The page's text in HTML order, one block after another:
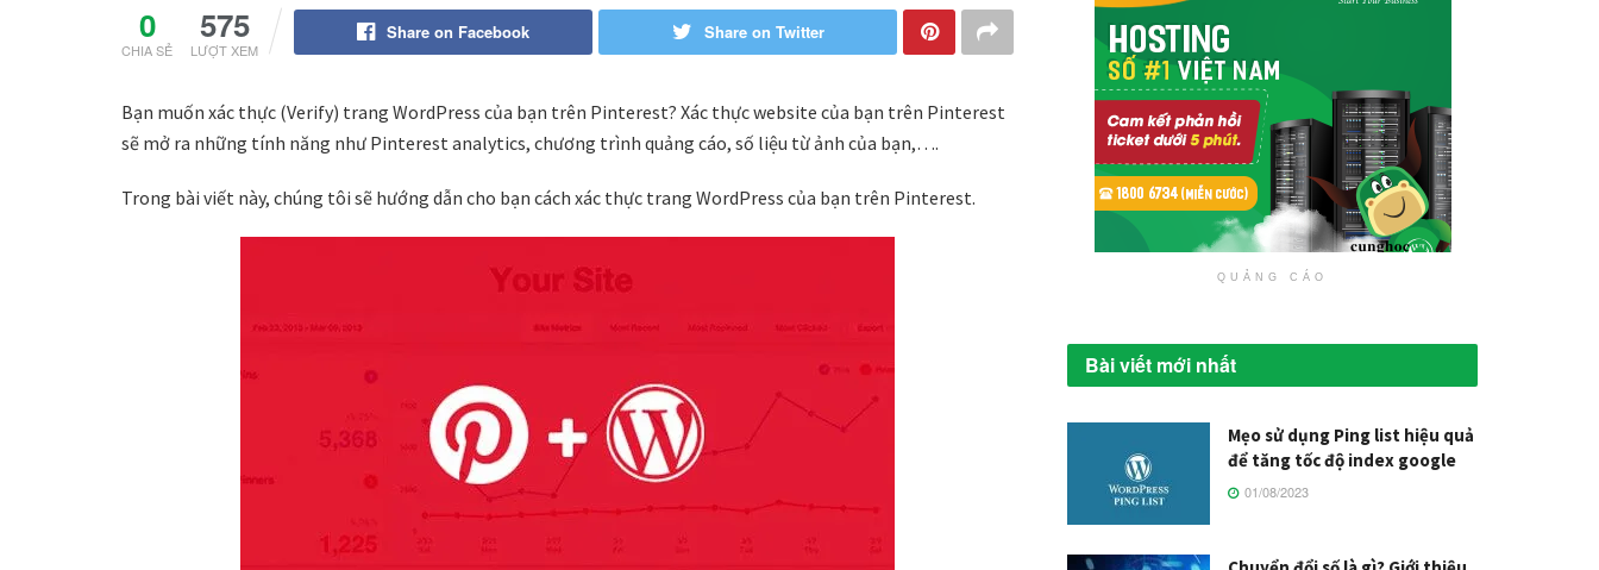
0
CHIA SẺ
575
LƯỢT XEM
Share on Facebook Share on Twitter
Bạn muốn xác thực (Verify) trang WordPress của bạn trên Pinterest? Xác thực website của bạn trên Pinterest
sẽ mở ra những tính năng như Pinterest analytics, chương trình quảng cáo, số liệu từ ảnh của bạn,….
Trong bài viết này, chúng tôi sẽ hướng dẫn cho bạn cách xác thực trang WordPress của bạn trên Pinterest.
QUẢNG CÁO
Bài viết mới nhất
Mẹo sử dụng Ping list hiệu quả
để tăng tốc độ index google
01/08/2023